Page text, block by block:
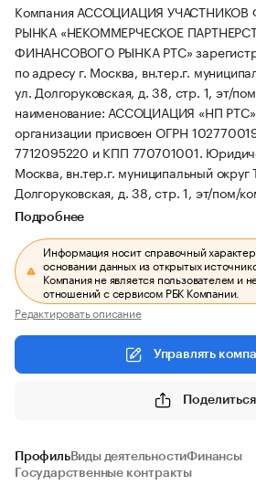
Компания АССОЦИАЦИЯ
РЫНКА «НЕКОММЕРЧЕСКОЕ
ФИНАНСОВОГО РЫНКА РТС»
по адресу г. Москва, вн.тер.г.
ул. Долгоруковская, д. 38, стр. 1, эт/
наименование: АССОЦИАЦИЯ «НП
организации присвоен ОГРН
7712095220 и КПП 770701001.
Москва, вн.тер.г. муниципальный округ
Долгоруковская, д. 38, стр. 1, эт/пом/
Подробнее
Информация носит справочный
основании данных из открытых
Компания не является пользователем и
отношений с сервисом РБК Компании.
Редактировать описание
Управлять
Поделиться
ПрофильВиды деятельностиФинансы
Государственные контракты